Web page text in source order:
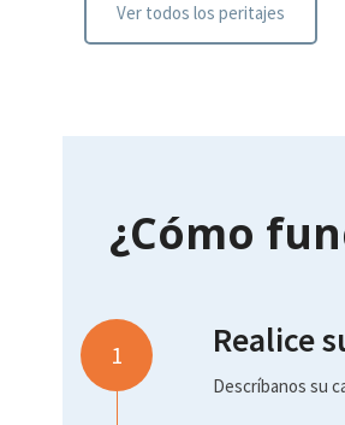
Ver todos los peritajes
¿Cómo
1 Realice
Descríbanos su